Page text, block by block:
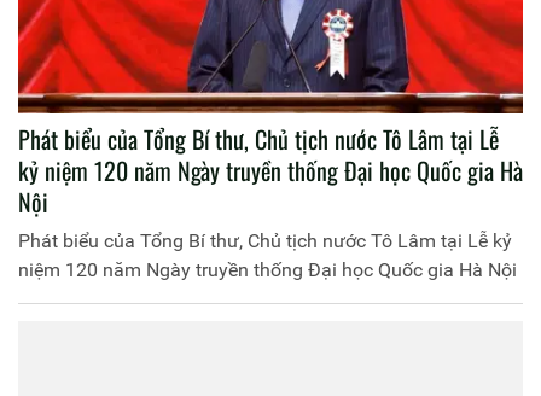
Phát biểu của Tổng Bí thư, Chủ tịch nước Tô Lâm tại Lễ
kỷ niệm 120 năm Ngày truyền thống Đại học Quốc gia Hà
Nội
Phát biểu của Tổng Bí thư, Chủ tịch nước Tô Lâm tại Lễ kỷ
niệm 120 năm Ngày truyền thống Đại học Quốc gia Hà Nội